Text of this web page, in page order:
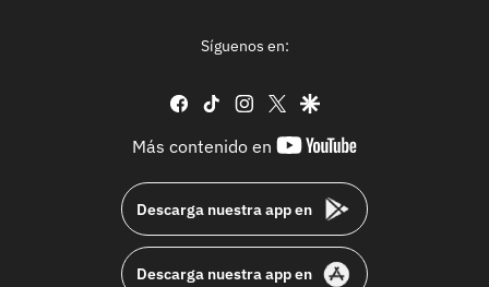
Síguenos en:
facebook
tiktok instagram
twittergoogle
Más contenido en
youtube-
Descarga nuestra app en
Descarga nuestra app en